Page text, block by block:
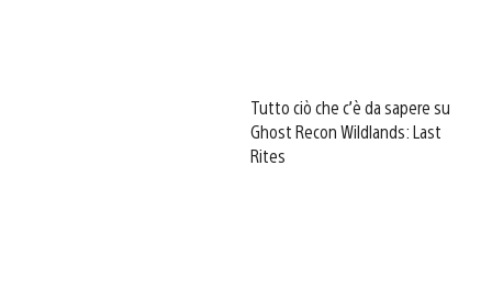
Tutto ciò che c’è da sapere su
Ghost Recon Wildlands: Last
Rites